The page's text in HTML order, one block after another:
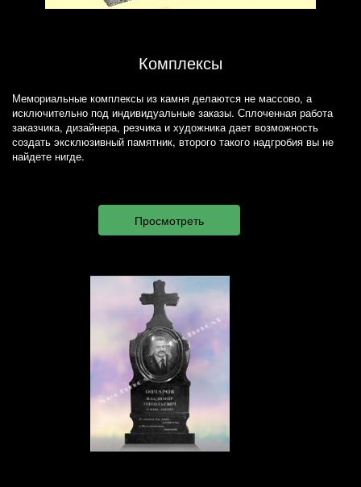
Комплексы
Мемориальные комплексы из камня делаются не массово, а
исключительно под индивидуальные заказы. Сплоченная работа
заказчика, дизайнера, резчика и художника дает возможность
создать эксклюзивный памятник, второго такого надгробия вы не
найдете нигде.